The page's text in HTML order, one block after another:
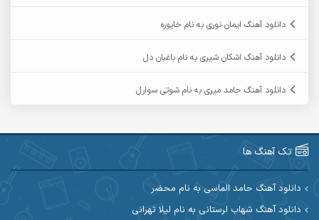
آرین صیادی
آرین مریدی
آوات بوکانی آوات یگانه
دانلود آهنگ ایمان نوری به نام خاپوره
دانلود آهنگ اشکان شیری به نام باغبان دل
دانلود آهنگ حامد میری به نام شوتی سوارل
تک آهنگ ها
دانلود آهنگ حامد الماسی به نام محضر
دانلود آهنگ شهاب لرستانی به نام لیلا تهرانی